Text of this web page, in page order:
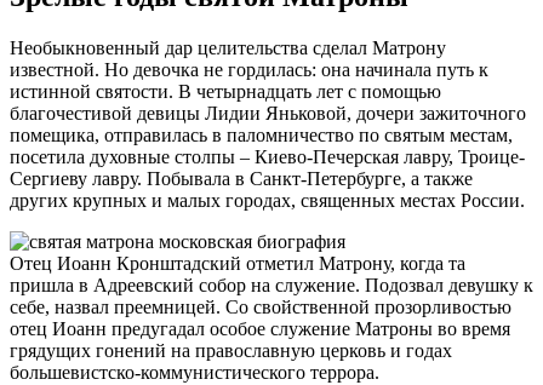
Необыкновенный дар целительства сделал Матрону
известной. Но девочка не гордилась: она начинала путь к
истинной святости. В четырнадцать лет с помощью
благочестивой девицы Лидии Яньковой, дочери зажиточного
помещика, отправилась в паломничество по святым местам,
посетила духовные столпы – Киево-Печерская лавру, Троице-
Сергиеву лавру. Побывала в Санкт-Петербурге, а также
других крупных и малых городах, священных местах России.
Отец Иоанн Кронштадский отметил Матрону, когда та
пришла в Адреевский собор на служение. Подозвал девушку к
себе, назвал преемницей. Со свойственной прозорливостью
отец Иоанн предугадал особое служение Матроны во время
грядущих гонений на православную церковь и годах
большевистско-коммунистического террора.